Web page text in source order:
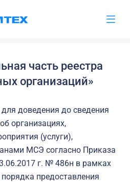
часть реестра
организаций»
доведения до сведения
организациях,
(услуги),
МСЭ согласно Приказа
г. № 486н в рамках
предоставления